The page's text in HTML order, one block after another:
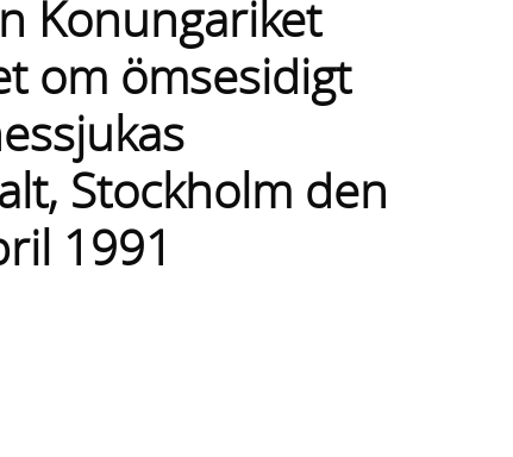
Konungariket
om ömsesidigt
Stockholm den
1991